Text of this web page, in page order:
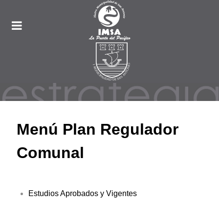
Menú Plan Regulador
Comunal
Estudios Aprobados y Vigentes